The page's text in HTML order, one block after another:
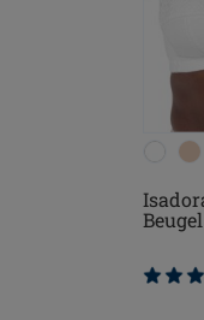
Beugel